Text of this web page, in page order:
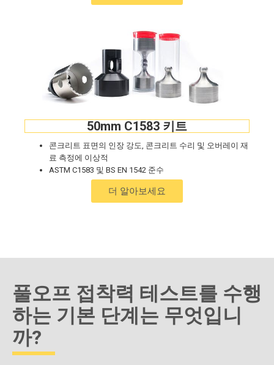
50mm C1583 키트
콘크리트 표면의 인장 강도, 콘크리트 수리 및 오버레이 재
료 측정에 이상적
ASTM C1583 및 BS EN 1542 준수
더 알아보세요
풀오프 접착력 테스트를 수행
하는 기본 단계는 무엇입니
까?